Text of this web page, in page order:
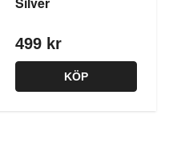
499 kr
KÖP